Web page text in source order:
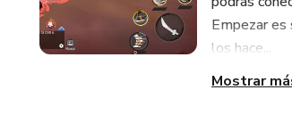
Empezar
los hace...
Mostrar